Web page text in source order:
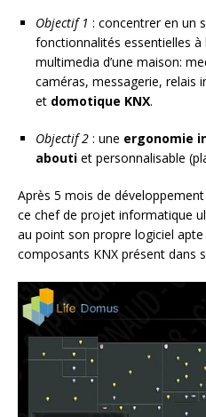
Objectif 1 : concentrer en un
fonctionnalités essentielles
multimedia d’une maison:
caméras, messagerie, relais
et domotique KNX.
Objectif 2 : une ergonomie
abouti et personnalisable
Après 5 mois de
ce chef de projet informatique
au point son propre logiciel
composants KNX présent dans